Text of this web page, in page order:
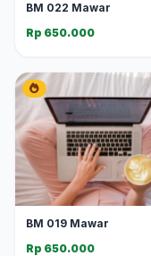
BM 022 Mawar
Rp 650.000
BM 019 Mawar
Rp 650.000